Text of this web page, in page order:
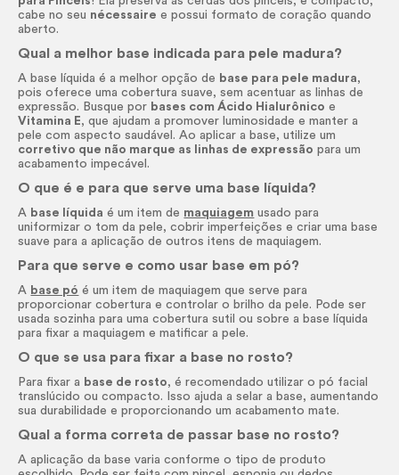
cabe no seu nécessaire e possui formato de coração quando
aberto.
Qual a melhor base indicada para pele madura?
A base líquida é a melhor opção de base para pele madura,
pois oferece uma cobertura suave, sem acentuar as linhas de
expressão. Busque por bases com Ácido Hialurônico e
Vitamina E, que ajudam a promover luminosidade e manter a
pele com aspecto saudável. Ao aplicar a base, utilize um
corretivo que não marque as linhas de expressão para um
acabamento impecável.
O que é e para que serve uma base líquida?
A base líquida é um item de maquiagem usado para
uniformizar o tom da pele, cobrir imperfeições e criar uma base
suave para a aplicação de outros itens de maquiagem.
Para que serve e como usar base em pó?
A base pó é um item de maquiagem que serve para
proporcionar cobertura e controlar o brilho da pele. Pode ser
usada sozinha para uma cobertura sutil ou sobre a base líquida
para fixar a maquiagem e matificar a pele.
O que se usa para fixar a base no rosto?
Para fixar a base de rosto, é recomendado utilizar o pó facial
translúcido ou compacto. Isso ajuda a selar a base, aumentando
sua durabilidade e proporcionando um acabamento mate.
Qual a forma correta de passar base no rosto?
A aplicação da base varia conforme o tipo de produto